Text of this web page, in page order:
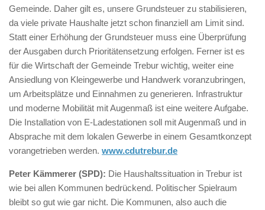
Gemeinde. Daher gilt es, unsere Grundsteuer zu stabilisieren,
da viele private Haushalte jetzt schon finanziell am Limit sind.
Statt einer Erhöhung der Grundsteuer muss eine Überprüfung
der Ausgaben durch Prioritätensetzung erfolgen. Ferner ist es
für die Wirtschaft der Gemeinde Trebur wichtig, weiter eine
Ansiedlung von Kleingewerbe und Handwerk voranzubringen,
um Arbeitsplätze und Einnahmen zu generieren. Infrastruktur
und moderne Mobilität mit Augenmaß ist eine weitere Aufgabe.
Die Installation von E-Ladestationen soll mit Augenmaß und in
Absprache mit dem lokalen Gewerbe in einem Gesamtkonzept
vorangetrieben werden. www.cdutrebur.de
Peter Kämmerer (SPD): Die Haushaltssituation in Trebur ist
wie bei allen Kommunen bedrückend. Politischer Spielraum
bleibt so gut wie gar nicht. Die Kommunen, also auch die